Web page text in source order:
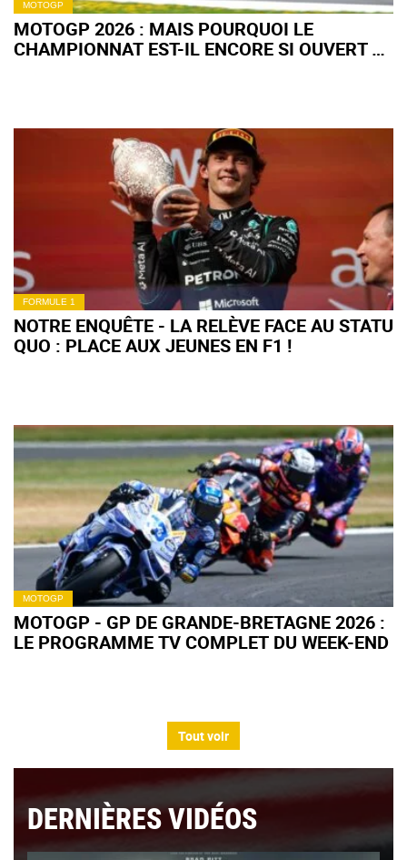
MOTOGP
MOTOGP 2026 : MAIS POURQUOI LE
CHAMPIONNAT EST-IL ENCORE SI OUVERT À
FORMULE 1
NOTRE ENQUÊTE - LA RELÈVE FACE AU STATU
QUO : PLACE AUX JEUNES EN F1 !
MOTOGP
MOTOGP - GP DE GRANDE-BRETAGNE 2026 :
LE PROGRAMME TV COMPLET DU WEEK-END
Tout voir
DERNIÈRES VIDÉOS